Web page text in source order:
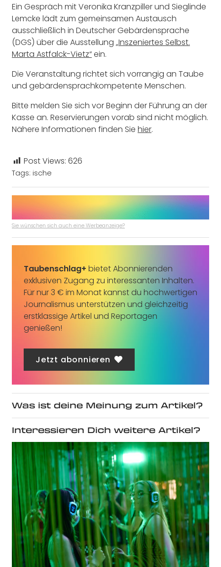
Ein Gespräch mit Veronika Kranzpiller und Sieglinde
Lemcke lädt zum gemeinsamen Austausch
ausschließlich in Deutscher Gebärdensprache
(DGS) über die Ausstellung „Inszeniertes Selbst.
Marta Astfalck-Vietz“ein.
Die Veranstaltung richtet sich vorrangig an Taube
und gebärdensprachkompetente Menschen.
Bitte melden Sie sich vor Beginn der Führung an der
Kasse an. Reservierungen vorab sind nicht möglich.
Nähere Informationen finden Sie hier.
Post Views: 626
Tags: ische
Sie wünschen sich auch eine Werbeanzeige?
Taubenschlag+ bietet Abonnierenden
exklusiven Zugang zu interessanten Inhalten.
Für nur 3 € im Monat kannst du hochwertigen
Journalismus unterstützen und gleichzeitig
erstklassige Artikel und Reportagen
genießen!
Jetzt abonnieren
Was ist deine Meinung zum Artikel?
Interessieren Dich weitere Artikel?